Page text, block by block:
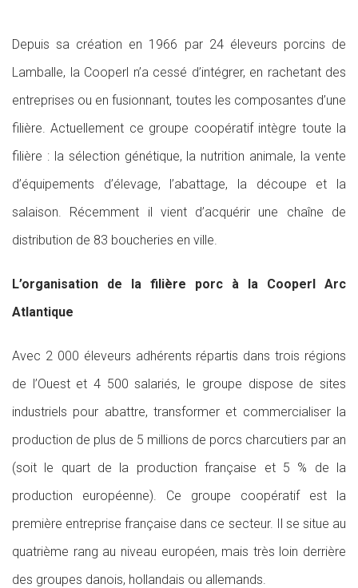
Depuis sa création en 1966 par 24 éleveurs porcins de
Lamballe, la Cooperl n’a cessé d’intégrer, en rachetant des
entreprises ou en fusionnant, toutes les composantes d’une
filière. Actuellement ce groupe coopératif intègre toute la
filière : la sélection génétique, la nutrition animale, la vente
d’équipements d’élevage, l’abattage, la découpe et la
salaison. Récemment il vient d’acquérir une chaîne de
distribution de 83 boucheries en ville.
L’organisation de la filière porc à la Cooperl Arc
Atlantique
Avec 2 000 éleveurs adhérents répartis dans trois régions
de l’Ouest et 4 500 salariés, le groupe dispose de sites
industriels pour abattre, transformer et commercialiser la
production de plus de 5 millions de porcs charcutiers par an
(soit le quart de la production française et 5 % de la
production européenne). Ce groupe coopératif est la
première entreprise française dans ce secteur. Il se situe au
quatrième rang au niveau européen, mais très loin derrière
des groupes danois, hollandais ou allemands.